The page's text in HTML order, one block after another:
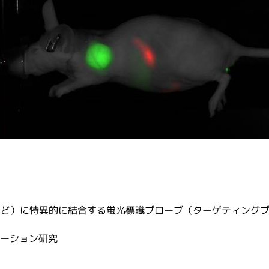
Alamar Biosciences
ATS Life Sciences
Gator Bio
クス／タンパク質実験 メタボロミクス／代謝物解析
動物実験／その他のバイ 有機合成／ペプチド合成／化学分析
ド抗体
抗体（預かり抗原）
サービス（ペプチドポリ
疫）
イムノアッセイサービス
超高感度ELISA受託解析
）に特異的に結合する蛍光標識プローブ（ターゲティン
ション研究